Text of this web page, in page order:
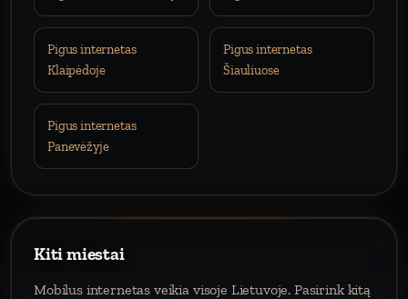
Pigus internetas
Klaipėdoje
Pigus internetas
Šiauliuose
Pigus internetas
Panevėžyje
Kiti miestai
Mobilus internetas veikia visoje Lietuvoje. Pasirink kitą